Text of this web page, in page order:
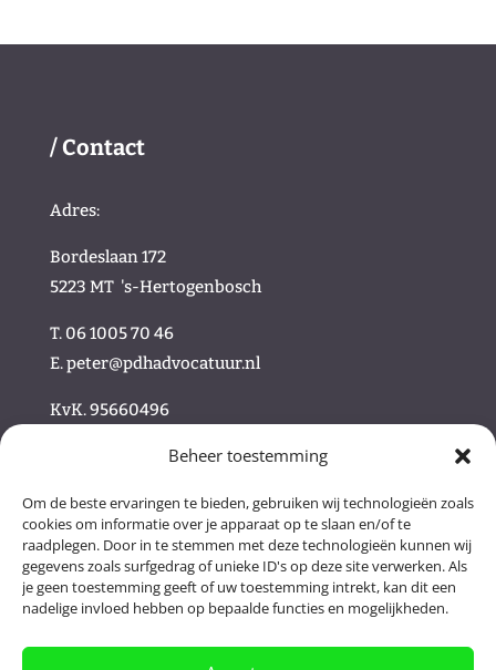
Beheer toestemming
Om de beste ervaringen te bieden, gebruiken wij technologieën zoals
cookies om informatie over je apparaat op te slaan en/of te
raadplegen. Door in te stemmen met deze technologieën kunnen wij
gegevens zoals surfgedrag of unieke ID's op deze site verwerken. Als
je geen toestemming geeft of uw toestemming intrekt, kan dit een
nadelige invloed hebben op bepaalde functies en mogelijkheden.
/ Contact
Adres:
Bordeslaan 172
5223 MT 's-Hertogenbosch
T. 06 1005 70 46
E.peter@pdhadvocatuur.nl
KvK.95660496
/ Volg ons online